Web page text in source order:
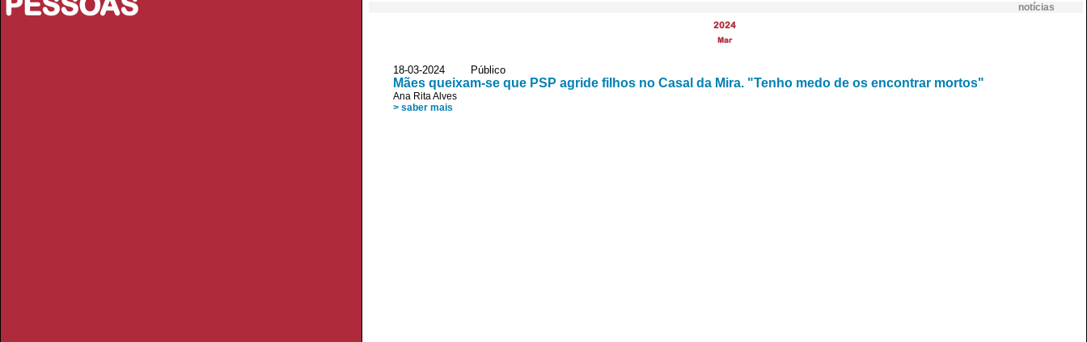
notícias
2024
Mar
18-03-2024 Público
Mães queixam-se que PSP agride filhos no Casal da Mira. "Tenho medo de os encontrar mortos"
Ana Rita Alves
> saber mais